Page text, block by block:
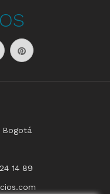
Bogotá
14 89